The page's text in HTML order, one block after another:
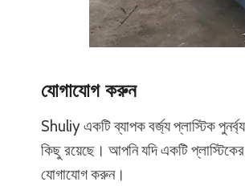
যোগাযোগ করুন
Shuliy একটি ব্যাপক বর্জ্য প্লাস্টিক
কিছু রয়েছে। আপনি যদি একটি প্লাস্টিকের
যোগাযোগ করুন।